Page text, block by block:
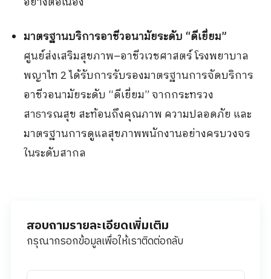
มาตรฐานบริการอาชีวอนามัยระดับ “ดีเยี่ยม”
ศูนย์ส่งเสริมสุขภาพ–อาชีวเวชศาสตร์ โรงพยาบาล
พญาไท 2ได้รับการรับรองมาตรฐานการจัดบริการ
อาชีวอนามัยระดับ “ดีเยี่ยม”จากกระทรวง
สาธารณสุข สะท้อนถึงคุณภาพ ความปลอดภัย และ
มาตรฐานการดูแลสุขภาพพนักงานอย่างครบวงจร
ในระดับสากล
สอบถามรายละเอียดเพิ่มเติม
กรุณากรอกข้อมูลเพื่อให้เราติดต่อกลับ